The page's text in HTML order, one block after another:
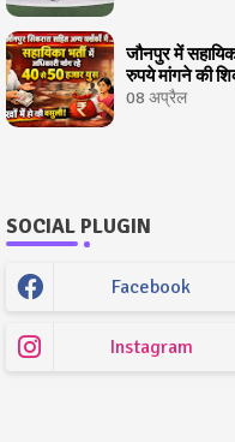
जौनपुर में
रुपये मांगने की
08 अप्रैल
SOCIAL PLUGIN
Facebook
Instagram